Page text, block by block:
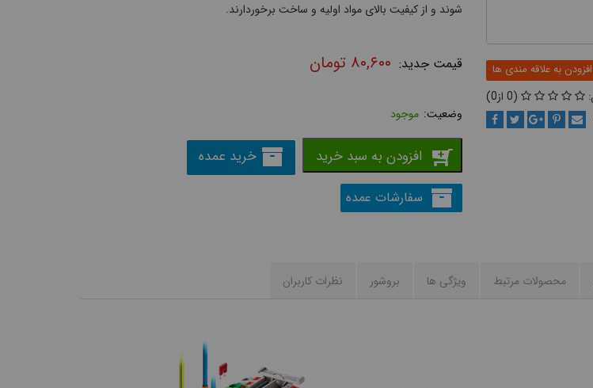
0
0
شوند و از کیفیت بالای مواد اولیه و ساخت برخوردارند.
۸۰,۶۰۰ تومان
موجود
افزودن به سبد خرید خرید عمده
سفارشات عمده
محصولات مرتبط ویژگی ها بروشور نظرات کاربران